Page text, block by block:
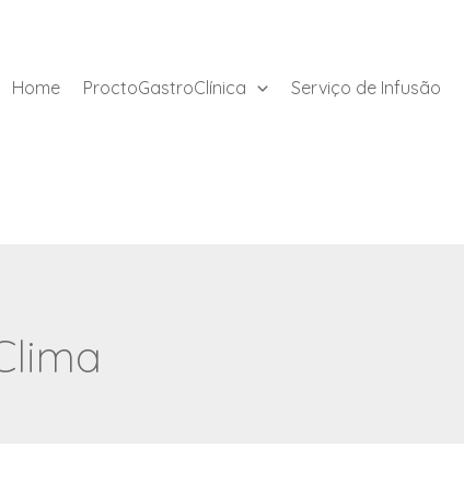
Home ProctoGastroClínica Serviço de Infusão